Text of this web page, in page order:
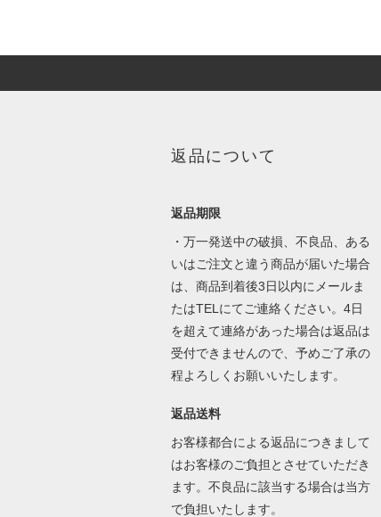
返品について
返品期限
・万一発送中の破損、不良品、ある
いはご注文と違う商品が届いた場合
は、商品到着後3日以内にメールま
たはTELにてご連絡ください。4日
を超えて連絡があった場合は返品は
受付できませんので、予めご了承の
程よろしくお願いいたします。
返品送料
お客様都合による返品につきまして
はお客様のご負担とさせていただき
ます。不良品に該当する場合は当方
で負担いたします。